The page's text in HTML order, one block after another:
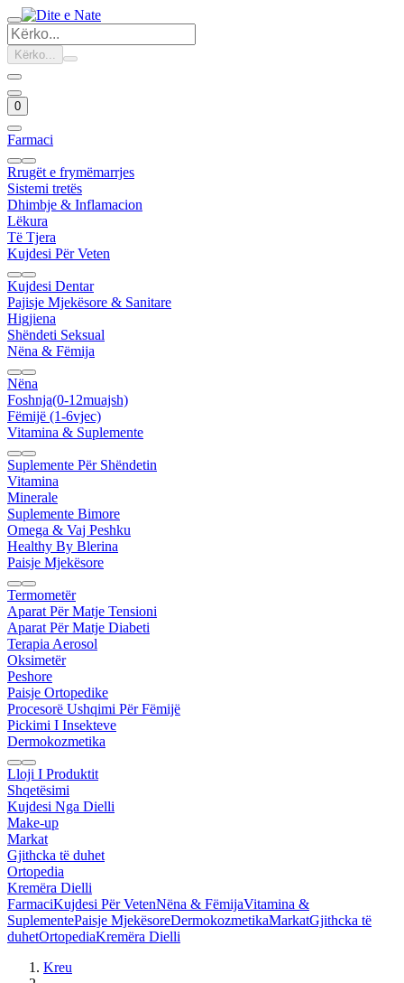
Kërko...
0
Farmaci
Rrugët e frymëmarrjes
Sistemi tretës
Dhimbje & Inflamacion
Lëkura
Të Tjera
Kujdesi Për Veten
Kujdesi Dentar
Pajisje Mjekësore & Sanitare
Higjiena
Shëndeti Seksual
Nëna & Fëmija
Nëna
Foshnja(0-12muajsh)
Fëmijë (1-6vjec)
Vitamina & Suplemente
Suplemente Për Shëndetin
Vitamina
Minerale
Suplemente Bimore
Omega & Vaj Peshku
Healthy By Blerina
Paisje Mjekësore
Termometër
Aparat Për Matje Tensioni
Aparat Për Matje Diabeti
Terapia Aerosol
Oksimetër
Peshore
Paisje Ortopedike
Procesorë Ushqimi Për Fëmijë
Pickimi I Insekteve
Dermokozmetika
Lloji I Produktit
Shqetësimi
Kujdesi Nga Dielli
Make-up
Markat
Gjithcka të duhet
Ortopedia
Kremëra Dielli
FarmaciKujdesi Për VetenNëna & FëmijaVitamina &
SuplementePaisje MjekësoreDermokozmetikaMarkatGjithcka të
duhetOrtopediaKremëra Dielli
Kreu